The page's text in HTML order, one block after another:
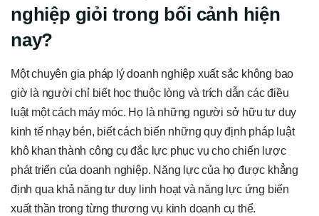
nghiệp giỏi trong bối cảnh hiện
nay?
Một chuyên gia pháp lý doanh nghiệp xuất sắc không bao
giờ là người chỉ biết học thuộc lòng và trích dẫn các điều
luật một cách máy móc. Họ là những người sở hữu tư duy
kinh tế nhạy bén, biết cách biến những quy định pháp luật
khô khan thành công cụ đắc lực phục vụ cho chiến lược
phát triển của doanh nghiệp. Năng lực của họ được khẳng
định qua khả năng tư duy linh hoạt và năng lực ứng biến
xuất thần trong từng thương vụ kinh doanh cụ thể.